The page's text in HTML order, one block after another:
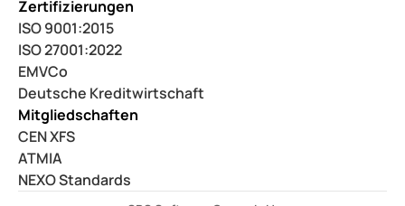
Zertifizierungen
ISO 9001:2015
ISO 27001:2022
EMVCo
Deutsche Kreditwirtschaft
Mitgliedschaften
CEN XFS
ATMIA
NEXO Standards